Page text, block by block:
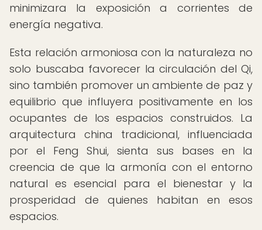
minimizara la exposición a corrientes de
energía negativa.
Esta relación armoniosa con la naturaleza no
solo buscaba favorecer la circulación del Qi,
sino también promover un ambiente de paz y
equilibrio que influyera positivamente en los
ocupantes de los espacios construidos. La
arquitectura china tradicional, influenciada
por el Feng Shui, sienta sus bases en la
creencia de que la armonía con el entorno
natural es esencial para el bienestar y la
prosperidad de quienes habitan en esos
espacios.